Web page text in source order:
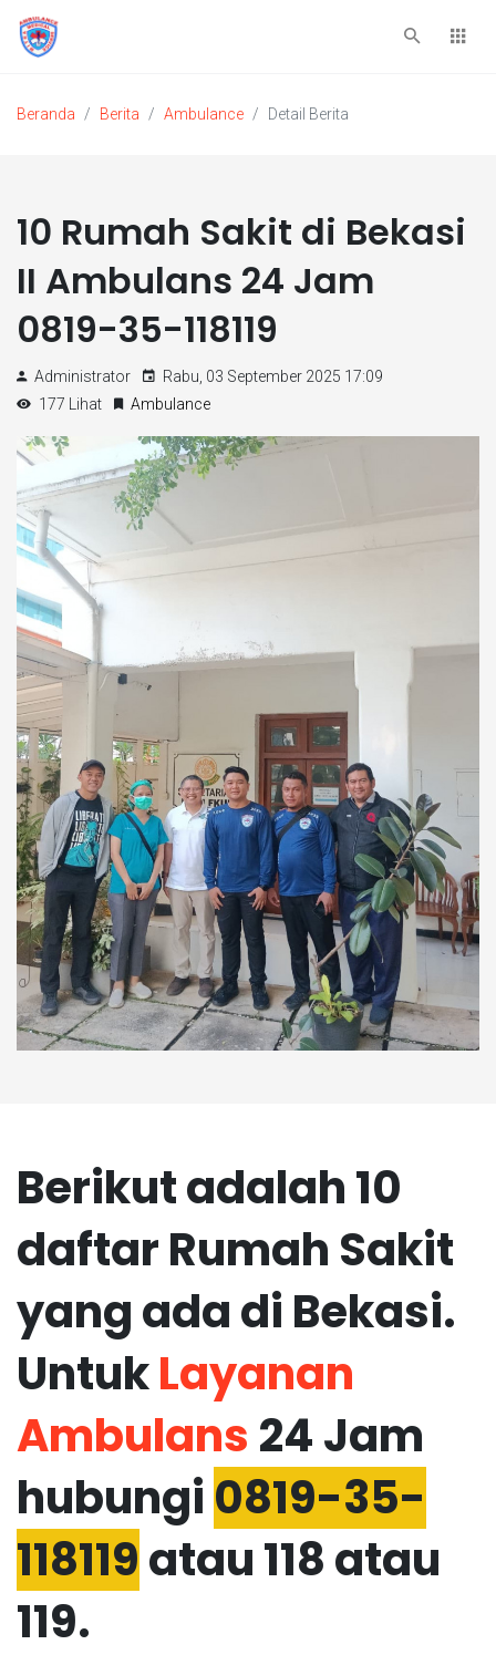
Beranda Berita Ambulance Detail Berita
10 Rumah Sakit di Bekasi
II Ambulans 24 Jam
0819-35-118119
Administrator
Rabu, 03 September 2025 17:09
177 Lihat
Ambulance
Berikut adalah 10
daftar Rumah Sakit
yang ada di Bekasi.
UntukLayanan
Ambulans 24 Jam
hubungi 0819-35-
118119atau 118 atau
119.